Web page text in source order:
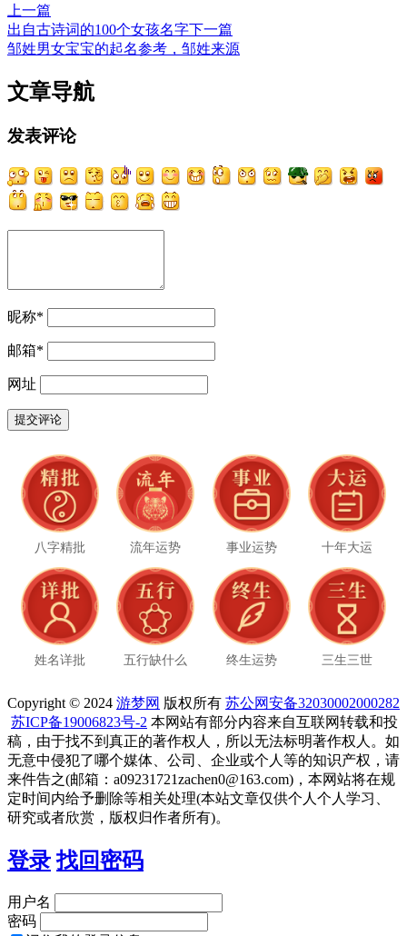
上一篇
出自古诗词的100个女孩名字下一篇
邹姓男女宝宝的起名参考，邹姓来源
文章导航
发表评论
昵称*
邮箱*
网址
八字精批 流年运势 事业运势 十年大运
姓名详批 五行缺什么 终生运势 三生三世
Copyright © 2024 游梦网 版权所有 苏公网安备32030002000282
苏ICP备19006823号-2 本网站有部分内容来自互联网转载和投
稿，由于找不到真正的著作权人，所以无法标明著作权人。如
无意中侵犯了哪个媒体、公司、企业或个人等的知识产权，请
来件告之(邮箱：a09231721zachen0@163.com)，本网站将在规
定时间内给予删除等相关处理(本站文章仅供个人个人学习、
研究或者欣赏，版权归作者所有)。
登录 找回密码
用户名
密码